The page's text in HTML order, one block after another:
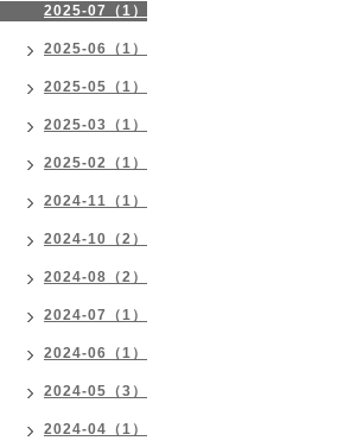
2025-07（1）
2025-06（1）
2025-05（1）
2025-03（1）
2025-02（1）
2024-11（1）
2024-10（2）
2024-08（2）
2024-07（1）
2024-06（1）
2024-05（3）
2024-04（1）